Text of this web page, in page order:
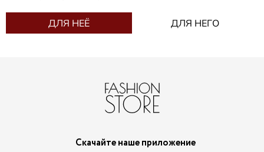
ДЛЯ НЕЁ ДЛЯ НЕГО
Скачайте наше приложение